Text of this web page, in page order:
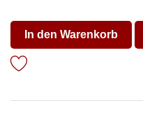
In den Warenkorb